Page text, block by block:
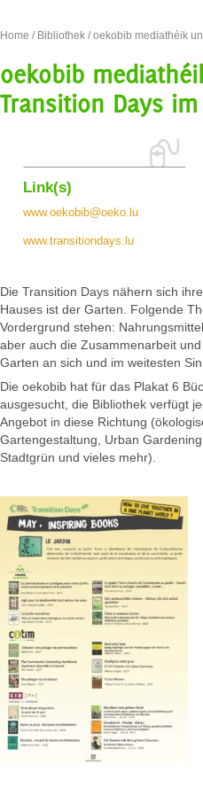
Home / Bibliothek / oekobib mediathéik
oekobib
Transition Days
Link(s)
www.oekobib@oeko.lu
www.transitiondays.lu
Die Transition Days nähern sich
Hauses ist der Garten. Folgende
Vordergrund stehen:
aber auch die Zusammenarbeit
Garten an sich und im weitesten
Die oekobib hat für das Plakat 6
ausgesucht, die Bibliothek verfügt
Angebot in diese Richtung
Gartengestaltung, Urban
Stadtgrün und vieles mehr).